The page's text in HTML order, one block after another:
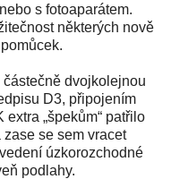
s fotoaparátem.
některých nově
dvojkolejnou
D3, připojením
„špekům“ patřilo
se sem vracet
úzkorozchodné
podlahy.